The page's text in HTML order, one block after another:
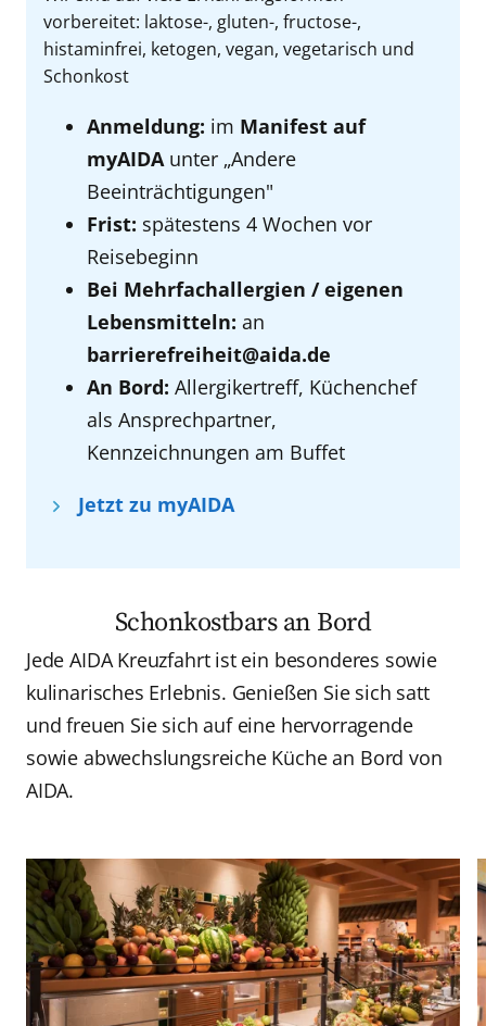
vorbereitet: laktose-, gluten-, fructose-,
histaminfrei, ketogen, vegan, vegetarisch und
Schonkost
Anmeldung: im Manifest auf
myAIDAunter „Andere
Beeinträchtigungen"
Frist: spätestens 4 Wochen vor
Reisebeginn
Bei Mehrfachallergien / eigenen
Lebensmitteln: an
barrierefreiheit@aida.de
An Bord: Allergikertreff, Küchenchef
als Ansprechpartner,
Kennzeichnungen am Buffet
Jetzt zu myAIDA
Schonkostbars an Bord
Jede AIDA Kreuzfahrt ist ein besonderes sowie
kulinarisches Erlebnis. Genießen Sie sich satt
und freuen Sie sich auf eine hervorragende
sowie abwechslungsreiche Küche an Bord von
AIDA.